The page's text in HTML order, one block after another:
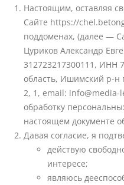
Настоящим, оставляя
Сайте https://
поддоменах, (далее —
Цуриков Александр
312723217300111, ИНН
область, Ишимский р-н
2, 1, email:
обработку
настоящем документе
Давая согласие, я
действую
интересе;
являюсь